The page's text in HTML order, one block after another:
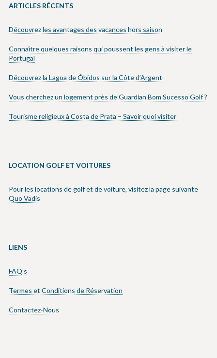
ARTICLES RÉCENTS
Découvrez les avantages des vacances hors saison
Connaître quelques raisons qui poussent les gens à visiter le
Portugal
Découvrez la Lagoa de Óbidos sur la Côte d’Argent
Vous cherchez un logement près de Guardian Bom Sucesso Golf ?
Tourisme religieux à Costa de Prata – Savoir quoi visiter
LOCATION GOLF ET VOITURES
Pour les locations de golf et de voiture, visitez la page suivante
Quo Vadis
LIENS
FAQ’s
Termes et Conditions de Réservation
Contactez-Nous